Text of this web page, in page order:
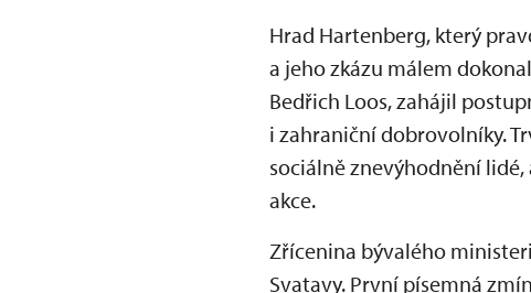
Hrad Hartenberg, který
a jeho zkázu málem
Bedřich Loos, zahájil
i zahraniční dobrovolníky.
sociálně znevýhodnění
akce.
Zřícenina bývalého
Svatavy. První písemná